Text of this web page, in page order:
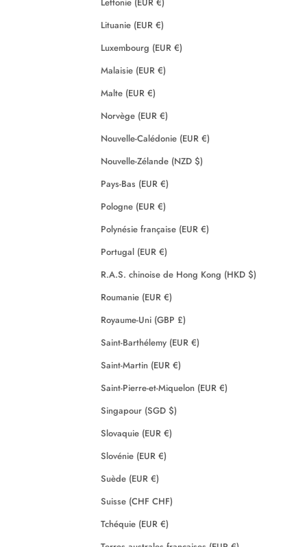
Lituanie (EUR €)
Luxembourg (EUR €)
Malaisie (EUR €)
Malte (EUR €)
Norvège (EUR €)
Nouvelle-Calédonie (EUR €)
Nouvelle-Zélande (NZD $)
Pays-Bas (EUR €)
Pologne (EUR €)
Polynésie française (EUR €)
Portugal (EUR €)
R.A.S. chinoise de Hong Kong (HKD $)
Roumanie (EUR €)
Royaume-Uni (GBP £)
Saint-Barthélemy (EUR €)
Saint-Martin (EUR €)
Saint-Pierre-et-Miquelon (EUR €)
Singapour (SGD $)
Slovaquie (EUR €)
Slovénie (EUR €)
Suède (EUR €)
Suisse (CHF CHF)
Tchéquie (EUR €)